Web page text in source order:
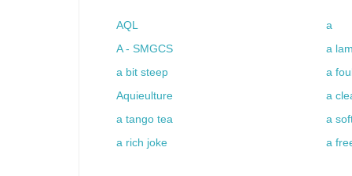
AQL
a
A - SMGCS
a
a bit steep
a
Aquieulture
a
a tango tea
a
a rich joke
a